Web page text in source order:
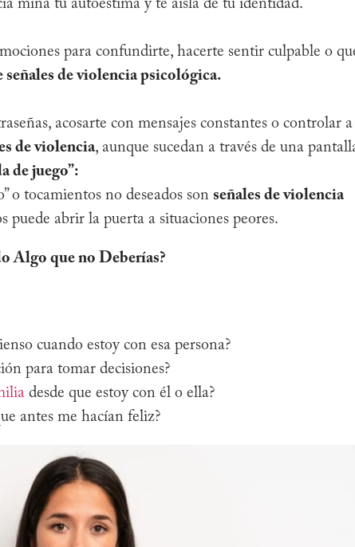
mina tu autoestima y te aísla de tu identidad.
para confundirte, hacerte sentir culpable o
señales de violencia psicológica.
acosarte con mensajes constantes o controlar a
de violencia, aunque sucedan a través de una
de juego”:
o tocamientos no deseados son señales de violencia
puede abrir la puerta a situaciones peores.
Algo que no Deberías?
cuando estoy con esa persona?
para tomar decisiones?
desde que estoy con él o ella?
antes me hacían feliz?